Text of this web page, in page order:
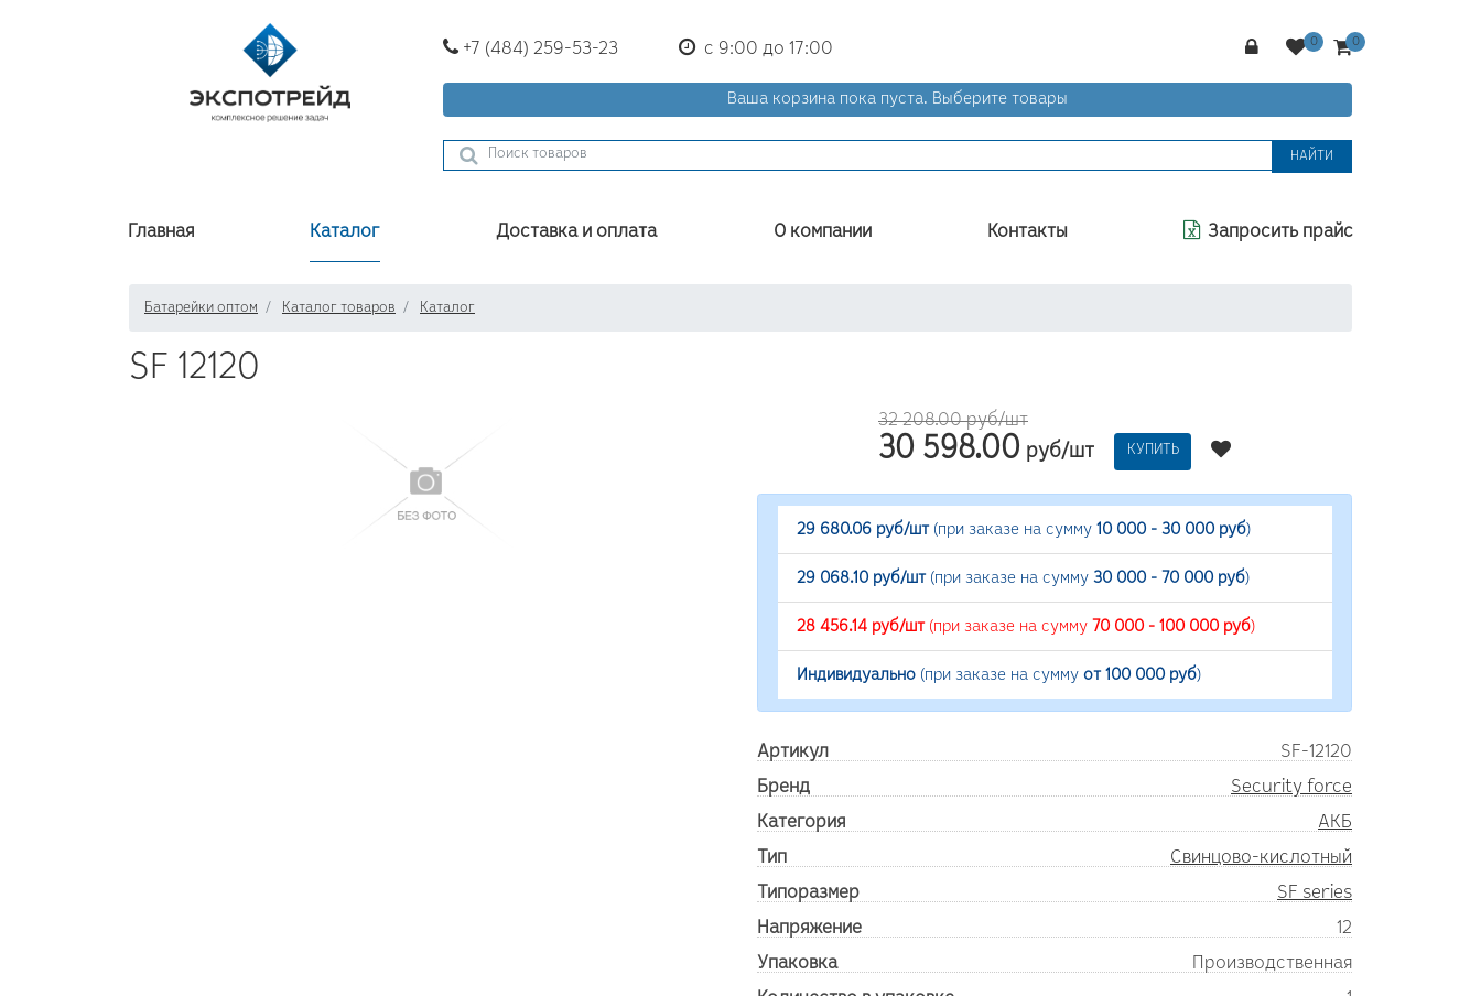
+7 (484) 259-53-23 с 9:00 до 17:00
Ваша корзина пока пуста. Выберите товары
НАЙТИ
Главная Каталог Доставка и оплата О компании Контакты Запросить прайс
Батарейки оптом Каталог товаров Каталог
SF 12120
32 208.00 руб/шт
30 598.00 руб/шт КУПИТЬ
29 680.06 руб/шт(при заказе на сумму 10 000 - 30 000 руб)
29 068.10 руб/шт(при заказе на сумму 30 000 - 70 000 руб)
28 456.14 руб/шт(при заказе на сумму 70 000 - 100 000 руб)
Индивидуально (при заказе на сумму от 100 000 руб)
Артикул
SF-12120
Бренд
Security force
Категория
АКБ
Тип
Свинцово-кислотный
Типоразмер
SF series
Напряжение
12
Упаковка
Производственная